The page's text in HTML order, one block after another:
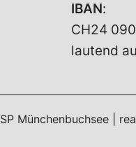
IBAN:
CH24
lautend
SP Münchenbuchsee |